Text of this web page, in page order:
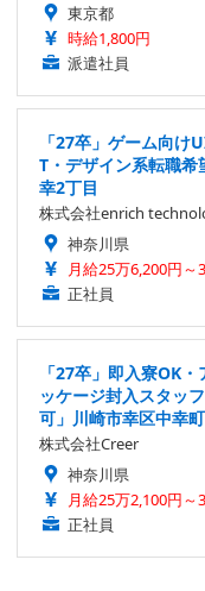
東京都
時給1,800円
派遣社員
「27卒」ゲーム向け
T・デザイン系転職
幸2丁目
株式会社enrich
神奈川県
月給25万6,200円～
正社員
「27卒」即入寮OK
ッケージ封入スタッ
可」川崎市幸区中幸
株式会社Creer
神奈川県
月給25万2,100円～
正社員